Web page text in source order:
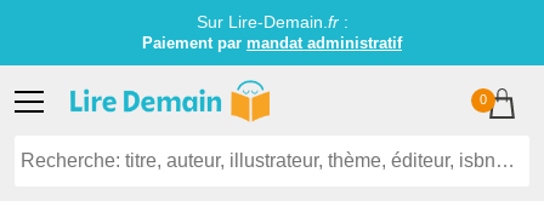
Sur Lire-Demain. fr:
Paiement par mandat administratif
0